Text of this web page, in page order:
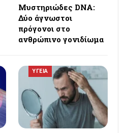
Μυστηριώδες DNA:
Δύο άγνωστοι
πρόγονοι στο
ανθρώπινο γονιδίωμα
ΥΓΕΙΑ